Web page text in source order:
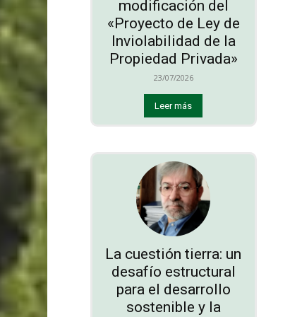
modificación del
«Proyecto de Ley de
Inviolabilidad de la
Propiedad Privada»
23/07/2026
Leer más
La cuestión tierra: un
desafío estructural
para el desarrollo
sostenible y la